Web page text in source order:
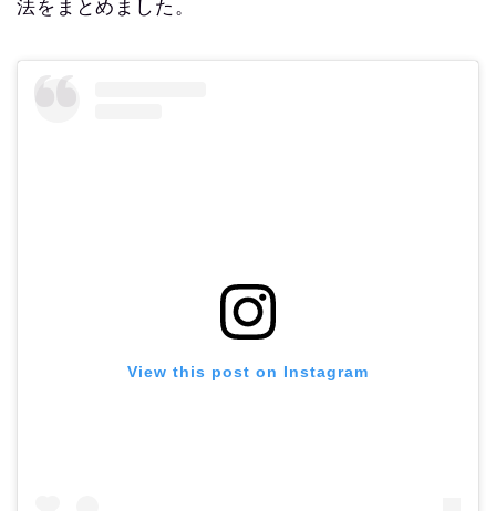
法をまとめました。
View this post on Instagram